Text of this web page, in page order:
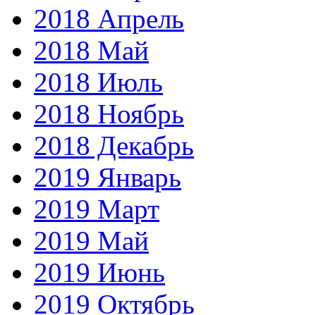
2018 Апрель
2018 Май
2018 Июль
2018 Ноябрь
2018 Декабрь
2019 Январь
2019 Март
2019 Май
2019 Июнь
2019 Октябрь